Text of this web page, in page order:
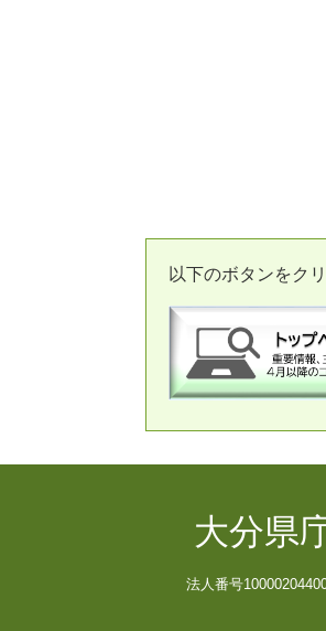
以下のボタンをク
大分県
法人番号